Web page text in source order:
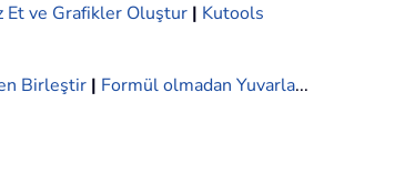
Et ve Grafikler Oluştur | Kutools
Birleştir | Formül olmadan Yuvarla...